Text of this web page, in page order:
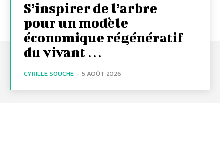
S’inspirer de l’arbre
pour un modèle
économique régénératif
du vivant …
CYRILLE SOUCHE - 5 AOÛT 2026